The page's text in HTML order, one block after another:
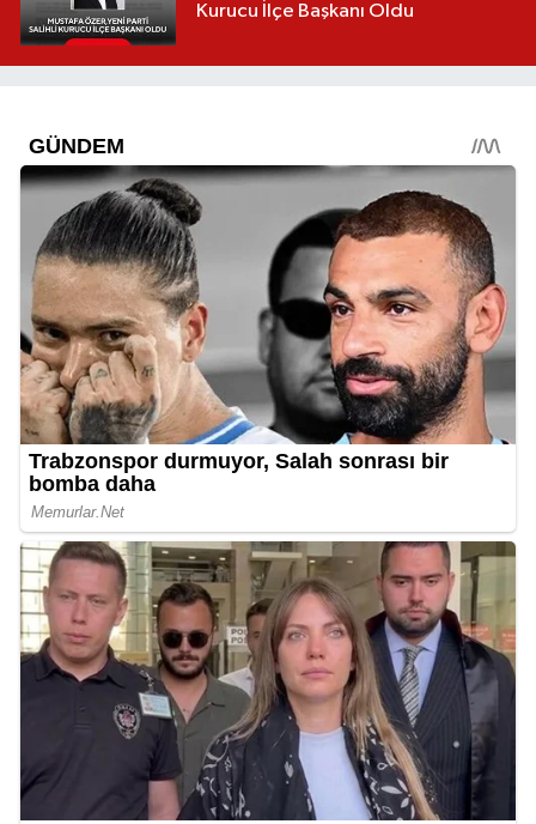
Kurucu İlçe Başkanı Oldu